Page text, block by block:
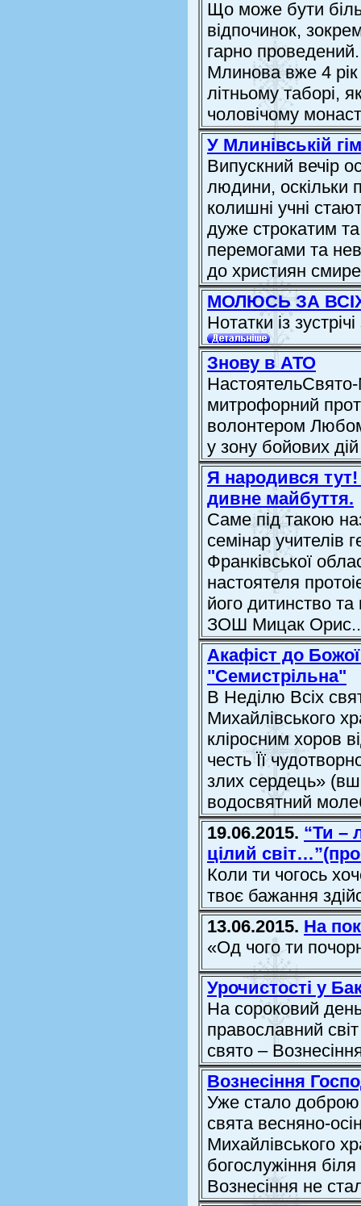
Що може бути
відпочинок,
гарно
Млинова вже 4 рік
літньому таборі,
чоловічому
У Млинівській
Випускний вечір
людини, оскільки
колишні учні
дуже строкатим
перемогами та
до християн
МОЛЮСЬ ЗА
Нотатки із
Знову в АТО
митрофорний
волонтером
у зону бойових
Я народився тут!
дивне майбуття.
Саме під такою
семінар учителів
Франківської
настоятеля
його дитинство та
ЗОШ Мицак
Акафіст до
"Семистрільна"
В Неділю Всіх
Михайлівського
кліросним хоров
честь Її
злих сердець»
водосвятний
19.06.2015. “Ти –
цілий
Коли ти чогось
твоє бажання
13.06.2015. На
«Од чого ти
Урочистості у
На сороковий
православний
свято –
Вознесіння
Уже стало доброю
свята весняно-
Михайлівського
богослужіння
Вознесіння не